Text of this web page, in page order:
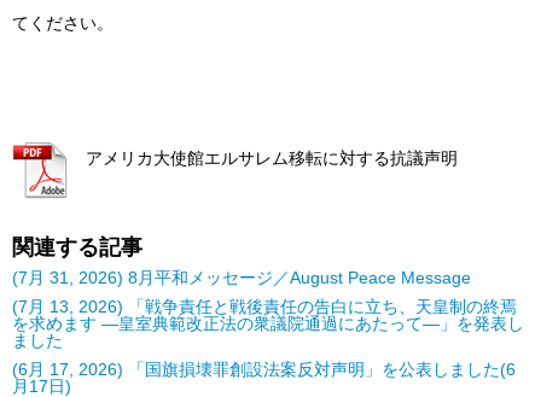
てください。
アメリカ大使館エルサレム移転に対する抗議声明
関連する記事
(7月 31, 2026) 8月平和メッセージ／August Peace Message
(7月 13, 2026) 「戦争責任と戦後責任の告白に立ち、天皇制の終焉
を求めます ―皇室典範改正法の衆議院通過にあたって―」を発表し
ました
(6月 17, 2026) 「国旗損壊罪創設法案反対声明」を公表しました(6
月17日)